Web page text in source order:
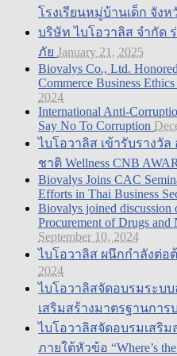
โรงเรียนหมู่บ้านเด็ก จัง
บริษัท ไบโอวาลิส จำกัด
ภัย January 21, 2025
Biovalys Co., Ltd.
Commerce Business
2024
International Anti-
Say No To Corruption
ไบโอวาลิส เข้ารับรางวั
ชาติ Wellness CNB
Biovalys Joins CAC
Efforts in Thai Business
Biovalys joined discussion
Procurement of Drugs
September 10, 2024
ไบโอวาลิส ผนึกกำลังต่อ
2024
ไบโอวาลิสจัดอบรมระบ
เสริมสร้างมาตรฐานการ
ไบโอวาลิสจัดอบรมเสริ
ภายใต้หัวข้อ “Where’s the